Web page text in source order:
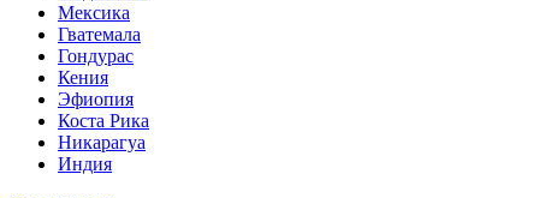
Мексика
Гватемала
Гондурас
Кения
Эфиопия
Коста Рика
Никарагуа
Индия